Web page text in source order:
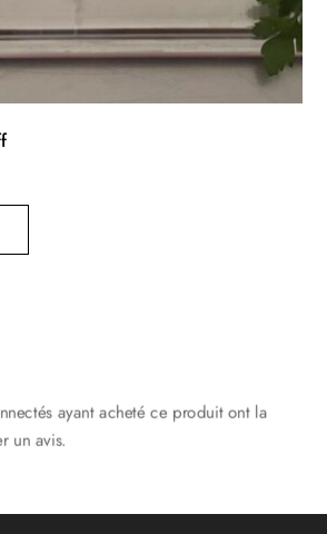
ayant acheté ce produit ont la
un avis.